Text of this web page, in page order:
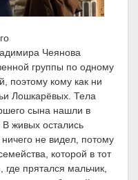
Чеянова
группы по одному
поэтому кому как ни
Лошкарёвых. Тела
сына нашли в
В живых остались
не видел, потому
которой в тот
прятался мальчик,